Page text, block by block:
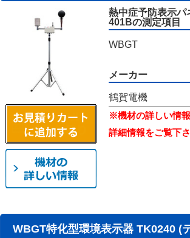
熱中症予防表示パ
401Bの測定項目
WBGT
メーカー
鶴賀電機
※機材の詳しい情
詳細情報をご覧下さ
WBGT特化型環境表示器 TK0240 (